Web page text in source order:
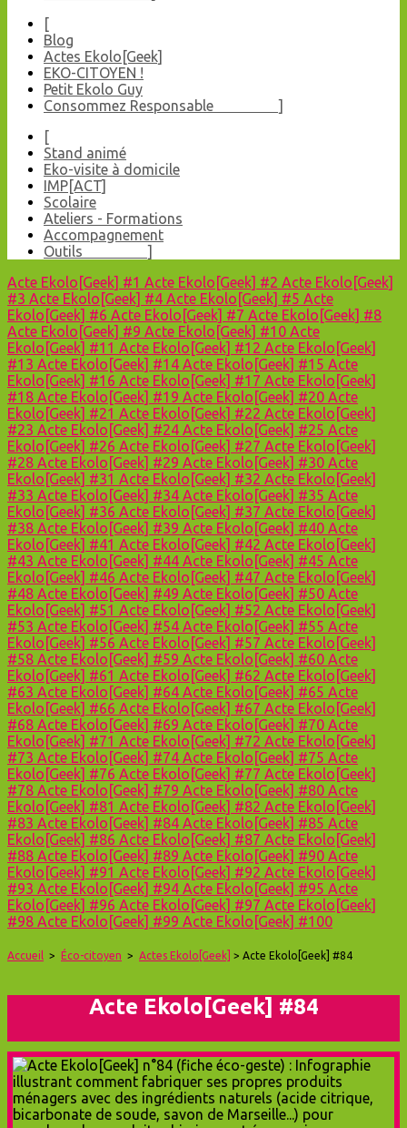
[
Blog
Actes Ekolo[Geek]
EKO-CITOYEN !
Petit Ekolo Guy
Consommez Responsable ]
[
Stand animé
Eko-visite à domicile
IMP[ACT]
Scolaire
Ateliers - Formations
Accompagnement
Outils ]
Acte Ekolo[Geek] #1 Acte Ekolo[Geek] #2 Acte Ekolo[Geek]
#3 Acte Ekolo[Geek] #4 Acte Ekolo[Geek] #5 Acte
Ekolo[Geek] #6 Acte Ekolo[Geek] #7 Acte Ekolo[Geek] #8
Acte Ekolo[Geek] #9 Acte Ekolo[Geek] #10 Acte
Ekolo[Geek] #11 Acte Ekolo[Geek] #12 Acte Ekolo[Geek]
#13 Acte Ekolo[Geek] #14 Acte Ekolo[Geek] #15 Acte
Ekolo[Geek] #16 Acte Ekolo[Geek] #17 Acte Ekolo[Geek]
#18 Acte Ekolo[Geek] #19 Acte Ekolo[Geek] #20 Acte
Ekolo[Geek] #21 Acte Ekolo[Geek] #22 Acte Ekolo[Geek]
#23 Acte Ekolo[Geek] #24 Acte Ekolo[Geek] #25 Acte
Ekolo[Geek] #26 Acte Ekolo[Geek] #27 Acte Ekolo[Geek]
#28 Acte Ekolo[Geek] #29 Acte Ekolo[Geek] #30 Acte
Ekolo[Geek] #31 Acte Ekolo[Geek] #32 Acte Ekolo[Geek]
#33 Acte Ekolo[Geek] #34 Acte Ekolo[Geek] #35 Acte
Ekolo[Geek] #36 Acte Ekolo[Geek] #37 Acte Ekolo[Geek]
#38 Acte Ekolo[Geek] #39 Acte Ekolo[Geek] #40 Acte
Ekolo[Geek] #41 Acte Ekolo[Geek] #42 Acte Ekolo[Geek]
#43 Acte Ekolo[Geek] #44 Acte Ekolo[Geek] #45 Acte
Ekolo[Geek] #46 Acte Ekolo[Geek] #47 Acte Ekolo[Geek]
#48 Acte Ekolo[Geek] #49 Acte Ekolo[Geek] #50 Acte
Ekolo[Geek] #51 Acte Ekolo[Geek] #52 Acte Ekolo[Geek]
#53 Acte Ekolo[Geek] #54 Acte Ekolo[Geek] #55 Acte
Ekolo[Geek] #56 Acte Ekolo[Geek] #57 Acte Ekolo[Geek]
#58 Acte Ekolo[Geek] #59 Acte Ekolo[Geek] #60 Acte
Ekolo[Geek] #61 Acte Ekolo[Geek] #62 Acte Ekolo[Geek]
#63 Acte Ekolo[Geek] #64 Acte Ekolo[Geek] #65 Acte
Ekolo[Geek] #66 Acte Ekolo[Geek] #67 Acte Ekolo[Geek]
#68 Acte Ekolo[Geek] #69 Acte Ekolo[Geek] #70 Acte
Ekolo[Geek] #71 Acte Ekolo[Geek] #72 Acte Ekolo[Geek]
#73 Acte Ekolo[Geek] #74 Acte Ekolo[Geek] #75 Acte
Ekolo[Geek] #76 Acte Ekolo[Geek] #77 Acte Ekolo[Geek]
#78 Acte Ekolo[Geek] #79 Acte Ekolo[Geek] #80 Acte
Ekolo[Geek] #81 Acte Ekolo[Geek] #82 Acte Ekolo[Geek]
#83 Acte Ekolo[Geek] #84 Acte Ekolo[Geek] #85 Acte
Ekolo[Geek] #86 Acte Ekolo[Geek] #87 Acte Ekolo[Geek]
#88 Acte Ekolo[Geek] #89 Acte Ekolo[Geek] #90 Acte
Ekolo[Geek] #91 Acte Ekolo[Geek] #92 Acte Ekolo[Geek]
#93 Acte Ekolo[Geek] #94 Acte Ekolo[Geek] #95 Acte
Ekolo[Geek] #96 Acte Ekolo[Geek] #97 Acte Ekolo[Geek]
#98 Acte Ekolo[Geek] #99 Acte Ekolo[Geek] #100
Accueil > Éco-citoyen > Actes Ekolo[Geek] > Acte Ekolo[Geek] #84
Acte Ekolo[Geek] #84